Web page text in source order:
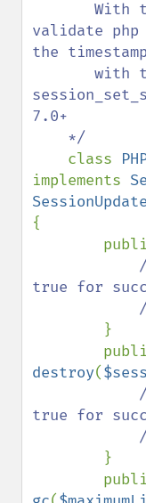
validate php
the
7.0+
class
implements
{
true for
}
destroy(
true for
}